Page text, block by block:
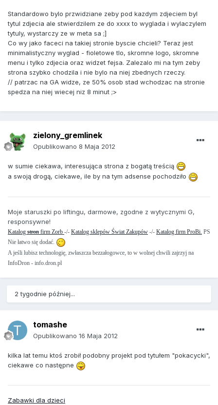
Standardowo bylo przwidziane zeby pod kazdym zdjeciem byl
tytul zdjecia ale stwierdzilem ze do xxxx to wyglada i wylaczylem
tytuly, wystarczy ze w meta sa ;]
Co wy jako faceci na takiej stronie byscie chcieli? Teraz jest
minimalistyczny wyglad - fioletowe tlo, skromne logo, skromne
menu i tylko zdjecia oraz widzet fejsa. Zalezalo mi na tym zeby
strona szybko chodzila i nie bylo na niej zbednych rzeczy.
// patrzac na GA widze, ze 50% osob stad wchodzac na stronie
spedza na niej wiecej niz 8 minut ;>
zielony_gremlinek
Opublikowano 8 Maja 2012
w sumie ciekawa, interesująca strona z bogatą treścią
a swoją drogą, ciekawe, ile by na tym adsense pochodziło
Moje staruszki po liftingu, darmowe, zgodne z wytycznymi G,
responsywne!
Katalog stron firm Zorb -/- Katalog sklepów Świat Zakupów -/- Katalog firm ProBi. PS
Nie łatwo się dodać.
A jeśli lubisz technologię, zwłaszcza bezzałogowce, to w wolnej chwili zajrzyj na
InfoDron - info.dron.pl
2 tygodnie później...
tomashe
Opublikowano 16 Maja 2012
kilka lat temu ktoś zrobił podobny projekt pod tytułem "pokacycki",
ciekawe co następne
Zabawki dla dzieci